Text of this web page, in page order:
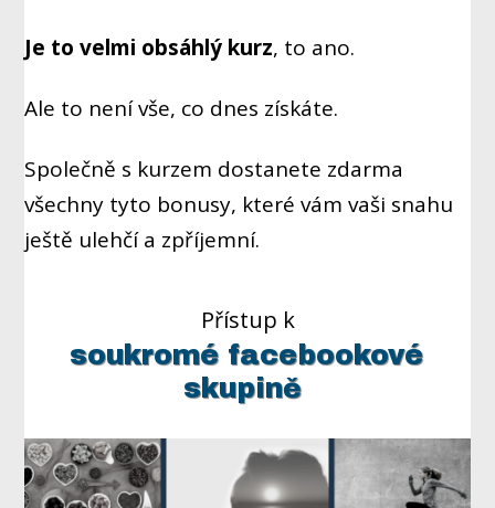
Je to velmi obsáhlý kurz, to ano.
Ale to není vše, co dnes získáte.
Společně s kurzem dostanete zdarma
všechny tyto bonusy, které vám vaši snahu
ještě ulehčí a zpříjemní.
Přístup k
soukromé facebookové
skupině